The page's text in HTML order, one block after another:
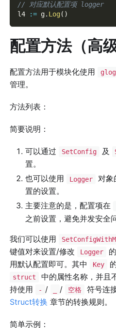
// 对应默认配置项 logger
l4
:= g. Log( )
配置方法（高级
配置方法用于模块化使用 glog
管理。
方法列表：
简要说明：
可以通过 SetConfig 及
置。
也可以使用
Logger 对象
置的设置。
主要注意的是，配置项在
之前设置，避免并发安全
我们可以使用
键值对来设置/修改 Logger
用默认配置即可。其中
Key
struct
中的属性名称，并且
持使用
- / / 空格 符号连
Struct转换 章节的转换规则。
简单示例：